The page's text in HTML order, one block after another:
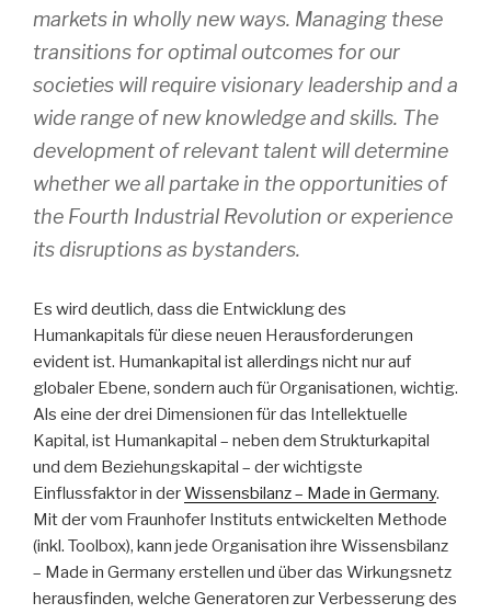
markets in wholly new ways. Managing these
transitions for optimal outcomes for our
societies will require visionary leadership and a
wide range of new knowledge and skills. The
development of relevant talent will determine
whether we all partake in the opportunities of
the Fourth Industrial Revolution or experience
its disruptions as bystanders.
Es wird deutlich, dass die Entwicklung des
Humankapitals für diese neuen Herausforderungen
evident ist. Humankapital ist allerdings nicht nur auf
globaler Ebene, sondern auch für Organisationen, wichtig.
Als eine der drei Dimensionen für das Intellektuelle
Kapital, ist Humankapital – neben dem Strukturkapital
und dem Beziehungskapital – der wichtigste
Einflussfaktor in derWissensbilanz – Made in Germany.
Mit der vom Fraunhofer Instituts entwickelten Methode
(inkl. Toolbox), kann jede Organisation ihre Wissensbilanz
– Made in Germany erstellen und über das Wirkungsnetz
herausfinden, welche Generatoren zur Verbesserung des